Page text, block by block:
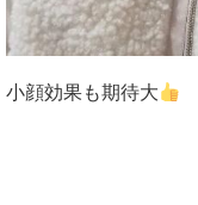
小顔効果も期待大